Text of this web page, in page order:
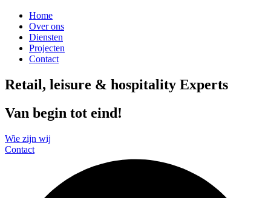
Home
Over ons
Diensten
Projecten
Contact
Retail, leisure & hospitality Experts
Van begin tot eind!
Wie zijn wij
Contact